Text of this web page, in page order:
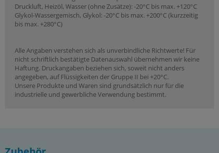
Druckluft, Heizöl, Wasser (ohne Zusätze): -20°C bis max. +120°C
Glykol-Wassergemisch, Glykol: -20°C bis max. +200°C (kurzzeitig
bis max. +280°C)
Alle Angaben verstehen sich als unverbindliche Richtwerte! Für
nicht schriftlich bestätigte Datenauswahl übernehmen wir keine
Haftung. Druckangaben beziehen sich, soweit nicht anders
angegeben, auf Flüssigkeiten der Gruppe II bei +20°C.
Unsere Produkte und Waren sind grundsätzlich nur für die
industrielle und gewerbliche Verwendung bestimmt.